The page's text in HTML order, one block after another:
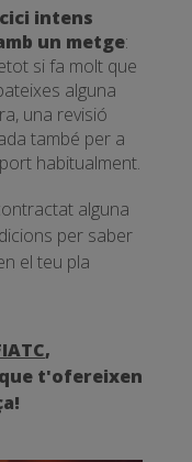
intens
un metge:
si fa molt que
alguna
una revisió
també per a
habitualment.
alguna
per saber
el teu pla
,
t'ofereixen